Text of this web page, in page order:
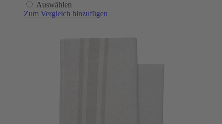
Auswählen
Zum Vergleich hinzufügen